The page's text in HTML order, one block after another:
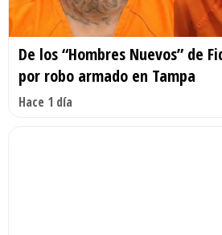
De los “Hombres Nuevos” de
por robo armado en Tampa
Hace 1 día